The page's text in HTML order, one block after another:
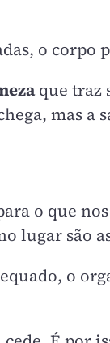
o corpo
que traz
mas a
o que
são
o